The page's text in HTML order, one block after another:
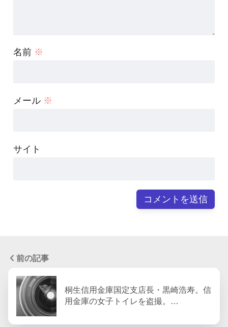
名前 ※
メール ※
サイト
前の記事
桐生信用金庫国定支店長・黒崎浩寿。信
用金庫の女子トイレを盗撮。…